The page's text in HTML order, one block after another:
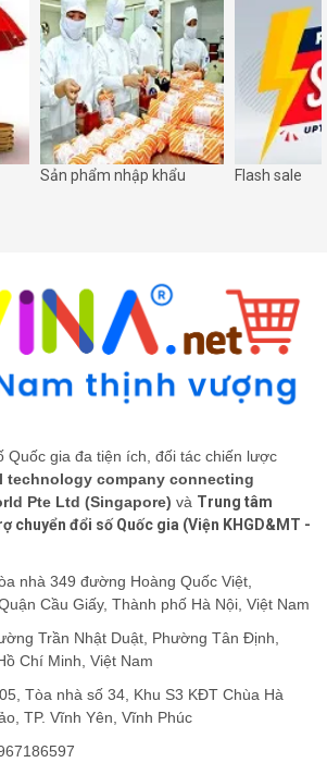
Sản phẩm nhập khẩu Flash sale
Quốc gia đa tiện ích, đối tác chiến lược
technology company connecting
Pte Ltd (Singapore) và Trung tâm
chuyển đổi số Quốc gia (Viện KHGD&MT -
nhà 349 đường Hoàng Quốc Việt,
Cầu Giấy, Thành phố Hà Nội, Việt Nam
Trần Nhật Duật, Phường Tân Định,
Chí Minh, Việt Nam
Tòa nhà số 34, Khu S3 KĐT Chùa Hà
TP. Vĩnh Yên, Vĩnh Phúc